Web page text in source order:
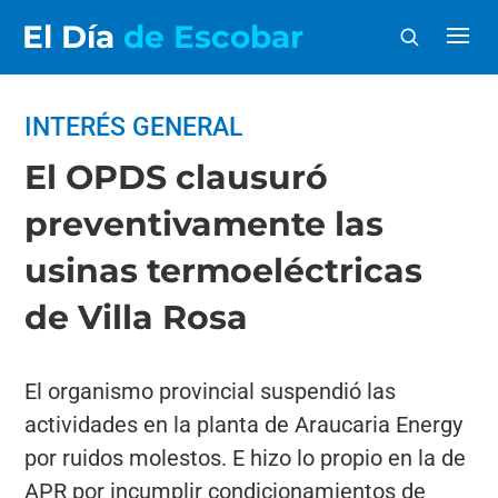
El Día de Escobar
INTERÉS GENERAL
El OPDS clausuró
preventivamente las
usinas termoeléctricas
de Villa Rosa
El organismo provincial suspendió las
actividades en la planta de Araucaria Energy
por ruidos molestos. E hizo lo propio en la de
APR por incumplir condicionamientos de